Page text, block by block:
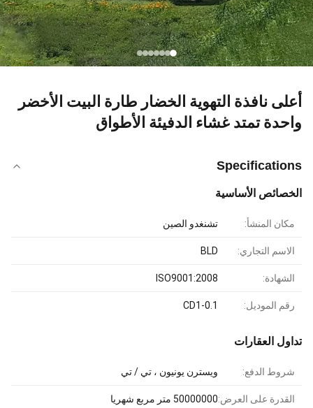
أعلى نافذة التهوية الخضار طارة البيت الأخضر
واحدة تمتد غشاء الدفيئة الأطواق
Specifications
الخصائص الأساسية
مكان المنشأ: تشنغدو الصين
الاسم التجاري: BLD
الشهادة: ISO9001:2008
رقم الموديل: CD1-0.1
تداول العقارات
شروط الدفع: ويسترن يونيون ، تي / تي
القدرة على العرض:50000000 متر مربع شهريا